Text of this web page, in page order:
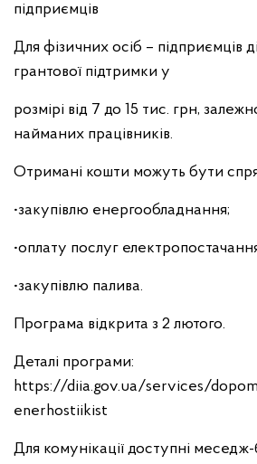
підприємців
Для фізичних осіб – підприємців
грантової підтримки у
розмірі від 7 до 15 тис. грн,
найманих працівників.
Отримані кошти можуть бути
•закупівлю енергообладнання;
•оплату послуг
•закупівлю палива.
Програма відкрита з 2 лютого.
Деталі програми:
https://diia.gov.ua/services/
enerhostiikist
Для комунікації доступні меседж-